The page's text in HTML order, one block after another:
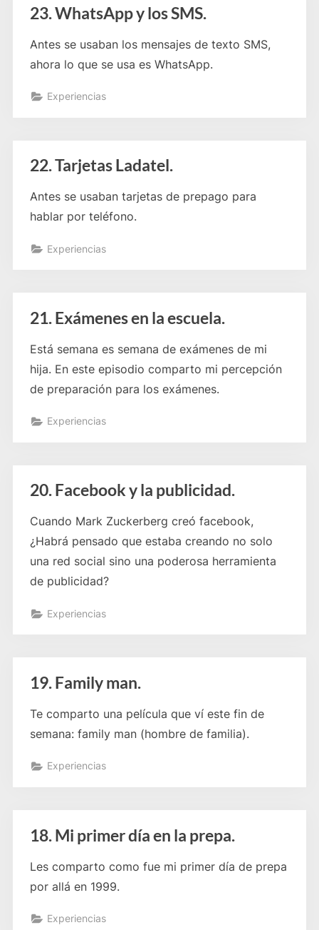
23. WhatsApp y los SMS.
Antes se usaban los mensajes de texto SMS,
ahora lo que se usa es WhatsApp.
Experiencias
22. Tarjetas Ladatel.
Antes se usaban tarjetas de prepago para
hablar por teléfono.
Experiencias
21. Exámenes en la escuela.
Está semana es semana de exámenes de mi
hija. En este episodio comparto mi percepción
de preparación para los exámenes.
Experiencias
20. Facebook y la publicidad.
Cuando Mark Zuckerberg creó facebook,
¿Habrá pensado que estaba creando no solo
una red social sino una poderosa herramienta
de publicidad?
Experiencias
19. Family man.
Te comparto una película que ví este fin de
semana: family man (hombre de familia).
Experiencias
18. Mi primer día en la prepa.
Les comparto como fue mi primer día de prepa
por allá en 1999.
Experiencias